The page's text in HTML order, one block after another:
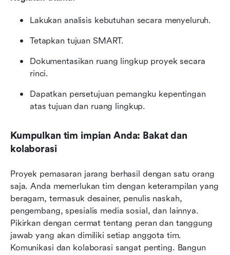
Lakukan analisis kebutuhan secara menyeluruh.
Tetapkan tujuan SMART.
Dokumentasikan ruang lingkup proyek secara
rinci.
Dapatkan persetujuan pemangku kepentingan
atas tujuan dan ruang lingkup.
Kumpulkan tim impian Anda: Bakat dan
kolaborasi
Proyek pemasaran jarang berhasil dengan satu orang
saja. Anda memerlukan tim dengan keterampilan yang
beragam, termasuk desainer, penulis naskah,
pengembang, spesialis media sosial, dan lainnya.
Pikirkan dengan cermat tentang peran dan tanggung
jawab yang akan dimiliki setiap anggota tim.
Komunikasi dan kolaborasi sangat penting. Bangun